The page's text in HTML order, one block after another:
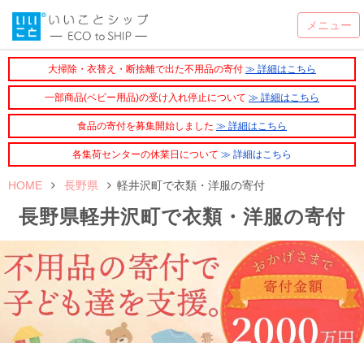
大掃除・衣替え・断捨離で出た不用品の寄付 ≫ 詳細はこちら
一部商品(ベビー用品)の受け入れ停止について ≫ 詳細はこちら
食品の寄付を募集開始しました ≫ 詳細はこちら
各集荷センターの休業日について ≫ 詳細はこちら
HOME 長野県 軽井沢町で衣類・洋服の寄付
長野県軽井沢町で衣類・洋服の寄付